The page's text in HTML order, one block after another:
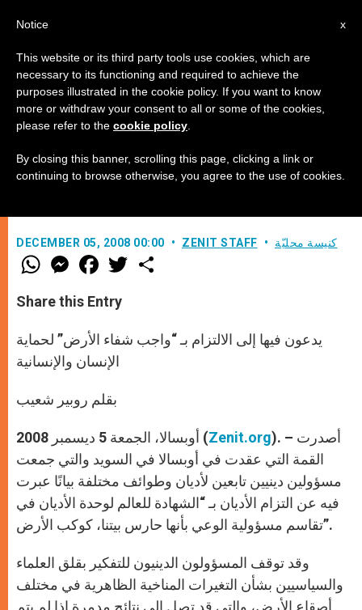
ممثلو الأديان يوقعون بيانًا حول
التغيرات المناخية في السويد
DECEMBER 05, 2008 00:00 ZENIT STAFF كنيسة محليّة
W
h
t
s
p
p
M
e
s
e
g
e
r
F
a
e
b
o
k
w
r
Share this Entry
يدعون فيها إلى الالتزام بـ “واجب شفاء الأرض” لحماية
الإنسان والإنسانية
بقلم روبير شعيب
أوبسالا، الجمعة 5 ديسمبر 2008 (Zenit.org). – أصدرت
القمة التي عقدت في أوبسالا في السويد والتي جمعت
مسؤولين دينيين تابعين لأديان وطوائف مختلفة بيانًا عبرت
فيه عن التزام الأديان بـ “الشهادة للعالم لوحدة الأديان في
تقاسم مسؤولية الوعي بأنها حارس بيتنا، كوكب الأرض”.
وقد توقف المسؤولون الدينيون للتفكير بقلق العلماء
والسياسيين بشأن التغيرات المناخية الظاهرية في مختلف
أصقاع الأرض، والتي قد تصل إلى نتائج مدمرة إذا لم يتم
x
Notice
This website or its third party tools use cookies, which are
necessary to its functioning and required to achieve the
purposes illustrated in the cookie policy. If you want to know
more or withdraw your consent to all or some of the cookies,
please refer to the cookie policy
By closing this banner, scrolling this page, clicking a link or
continuing to browse otherwise, you agree to the use of cookies.